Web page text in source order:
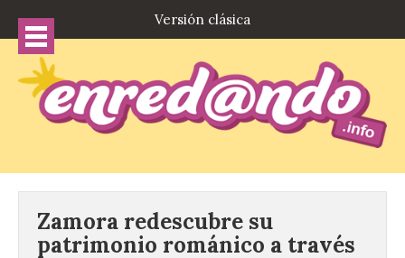
Versión clásica
Zamora redescubre su
patrimonio románico a través